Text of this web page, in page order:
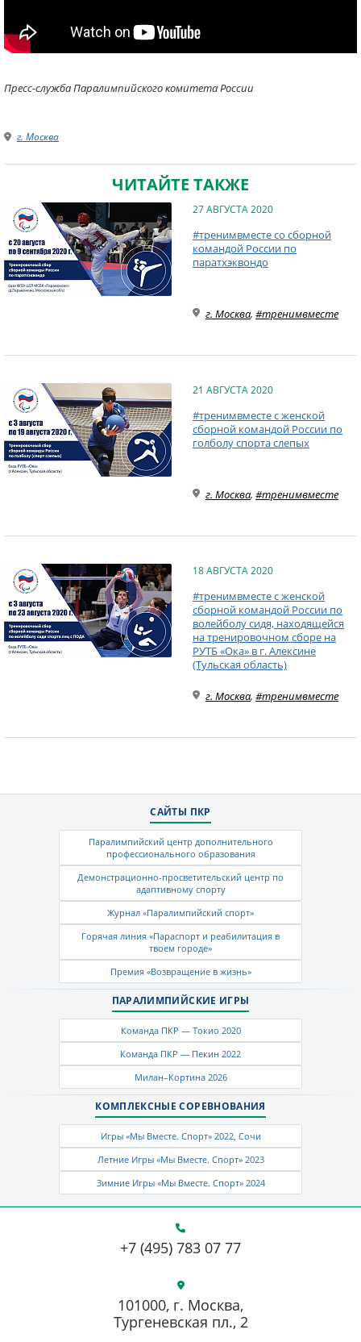
Пресс-служба Паралимпийского комитета России
г. Москва
ЧИТАЙТЕ ТАКЖЕ
27 АВГУСТА 2020
#тренимвместе со сборной
командой России по
паратхэквондо
г. Москва, #тренимвместе
21 АВГУСТА 2020
#тренимвместе с женской
сборной командой России по
голболу спорта слепых
г. Москва, #тренимвместе
18 АВГУСТА 2020
#тренимвместе с женской
сборной командой России по
волейболу сидя, находящейся
на тренировочном сборе на
РУТБ «Ока» в г. Алексине
(Тульская область)
г. Москва, #тренимвместе
САЙТЫ ПКР
Паралимпийский центр дополнительного
профессионального образования
Демонстрационно-просветительский центр по
адаптивному спорту
Журнал «Паралимпийский спорт»
Горячая линия «Параспорт и реабилитация в
твоем городе»
Премия «Возвращение в жизнь»
ПАРАЛИМПИЙСКИЕ ИГРЫ
Команда ПКР — Токио 2020
Команда ПКР — Пекин 2022
Милан–Кортина 2026
КОМПЛЕКСНЫЕ СОРЕВНОВАНИЯ
Игры «Мы Вместе. Спорт» 2022, Сочи
Летние Игры «Мы Вместе. Спорт» 2023
Зимние Игры «Мы Вместе. Спорт» 2024
+7 (495) 783 07 77
101000, г. Москва,
Тургеневская пл., 2